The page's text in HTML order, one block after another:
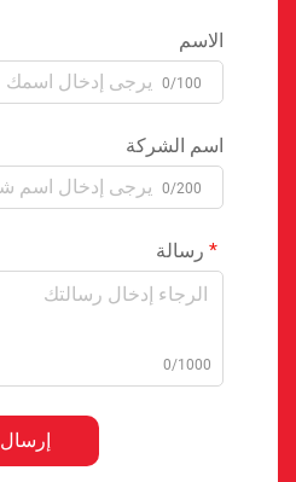
الاسم
0/100
اسم الشركة
0/200
رسالة
0/1000
إرسال